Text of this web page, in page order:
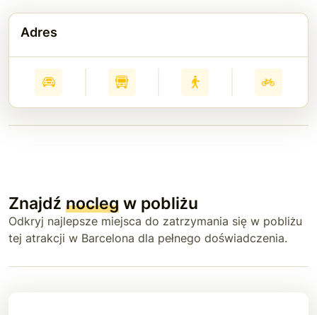
Adres
Znajdź nocleg w pobliżu
Odkryj najlepsze miejsca do zatrzymania się w pobliżu
tej atrakcji w Barcelona dla pełnego doświadczenia.